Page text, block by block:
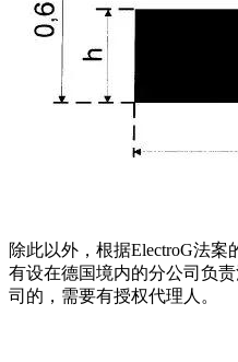
除此以外，根据ElectroG法
有设在德国境内的分公司负
司的，需要有授权代理人。